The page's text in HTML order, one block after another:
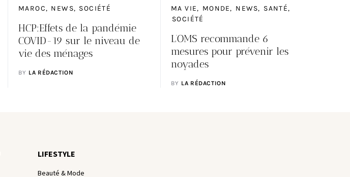
MAROC NEWS SOCIÉTÉ
HCP:Effets de la pandémie
COVID-19 sur le niveau de
vie des ménages
BY LA RÉDACTION
MA VIE MONDE NEWS
SANTÉ
SOCIÉTÉ
L’OMS recommande 6
mesures pour prévenir les
noyades
BY LA RÉDACTION
LIFESTYLE
Beauté & Mode